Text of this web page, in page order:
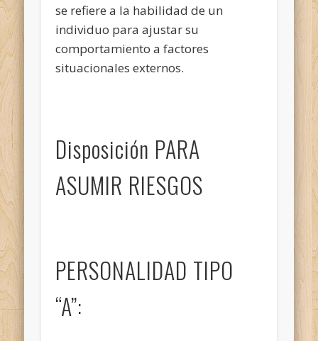
se refiere a la habilidad de un
individuo para ajustar su
comportamiento a factores
situacionales externos.
Disposición PARA
ASUMIR RIESGOS
PERSONALIDAD TIPO
“A”: